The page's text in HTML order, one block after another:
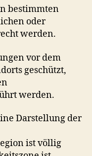
bestimmten
oder
werden.
vor dem
geschützt,
werden.
Darstellung der
ist völlig